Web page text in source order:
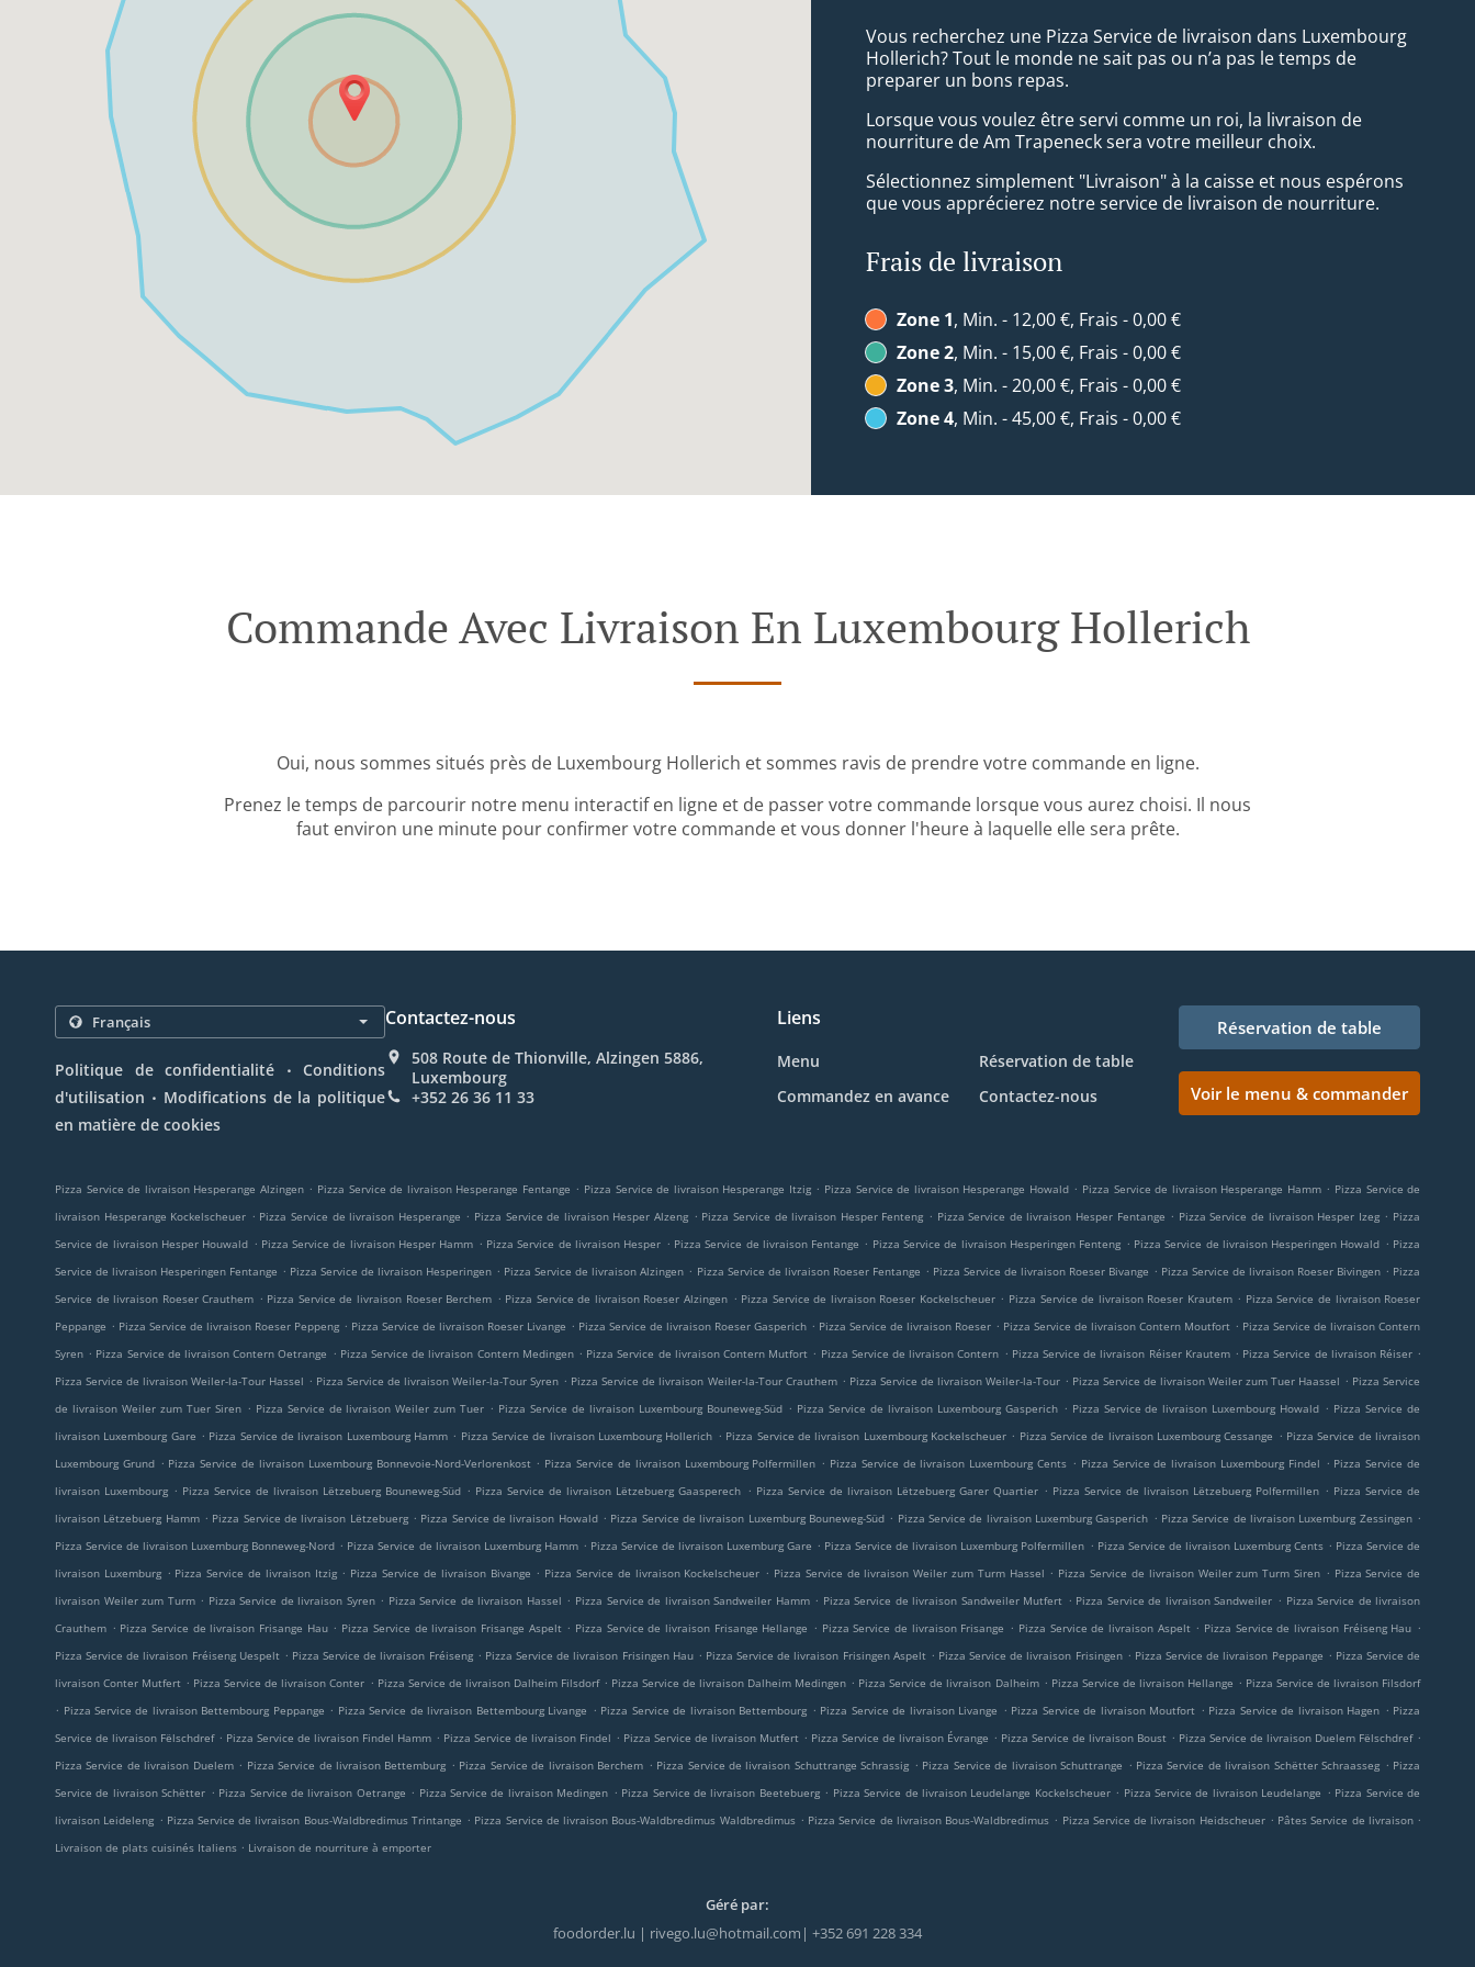
Vous recherchez une Pizza Service de livraison dans Luxembourg
Hollerich? Tout le monde ne sait pas ou n’a pas le temps de
preparer un bons repas.
Lorsque vous voulez être servi comme un roi, la livraison de
nourriture de Am Trapeneck sera votre meilleur choix.
Sélectionnez simplement "Livraison" à la caisse et nous espérons
que vous apprécierez notre service de livraison de nourriture.
Frais de livraison
Zone 1, Min. - 12,00 €, Frais - 0,00 €
Zone 2, Min. - 15,00 €, Frais - 0,00 €
Zone 3, Min. - 20,00 €, Frais - 0,00 €
Zone 4, Min. - 45,00 €, Frais - 0,00 €
Commande Avec Livraison En Luxembourg Hollerich
Oui, nous sommes situés près de Luxembourg Hollerich et sommes ravis de prendre votre commande en ligne.
Prenez le temps de parcourir notre menu interactif en ligne et de passer votre commande lorsque vous aurez choisi. Il nous
faut environ une minute pour confirmer votre commande et vous donner l'heure à laquelle elle sera prête.
Politique de confidentialité . Conditions
d'utilisation . Modifications de la politique
en matière de cookies
Contactez-nous
508 Route de Thionville, Alzingen 5886,
Luxembourg
+352 26 36 11 33
Liens
Menu
Réservation de table
Commandez en avance
Contactez-nous
Réservation de table
Voir le menu & commander
Pizza Service de livraison Hesperange Alzingen . Pizza Service de livraison Hesperange Fentange . Pizza Service de livraison Hesperange Itzig . Pizza Service de livraison Hesperange Howald . Pizza Service de livraison Hesperange Hamm . Pizza Service de
livraison Hesperange Kockelscheuer . Pizza Service de livraison Hesperange . Pizza Service de livraison Hesper Alzeng . Pizza Service de livraison Hesper Fenteng . Pizza Service de livraison Hesper Fentange . Pizza Service de livraison Hesper Izeg . Pizza
Service de livraison Hesper Houwald . Pizza Service de livraison Hesper Hamm . Pizza Service de livraison Hesper . Pizza Service de livraison Fentange . Pizza Service de livraison Hesperingen Fenteng . Pizza Service de livraison Hesperingen Howald . Pizza
Service de livraison Hesperingen Fentange . Pizza Service de livraison Hesperingen . Pizza Service de livraison Alzingen . Pizza Service de livraison Roeser Fentange . Pizza Service de livraison Roeser Bivange . Pizza Service de livraison Roeser Bivingen . Pizza
Service de livraison Roeser Crauthem . Pizza Service de livraison Roeser Berchem . Pizza Service de livraison Roeser Alzingen . Pizza Service de livraison Roeser Kockelscheuer . Pizza Service de livraison Roeser Krautem . Pizza Service de livraison Roeser
Peppange . Pizza Service de livraison Roeser Peppeng . Pizza Service de livraison Roeser Livange . Pizza Service de livraison Roeser Gasperich . Pizza Service de livraison Roeser . Pizza Service de livraison Contern Moutfort . Pizza Service de livraison Contern
Syren . Pizza Service de livraison Contern Oetrange . Pizza Service de livraison Contern Medingen . Pizza Service de livraison Contern Mutfort . Pizza Service de livraison Contern . Pizza Service de livraison Réiser Krautem . Pizza Service de livraison Réiser .
Pizza Service de livraison Weiler-la-Tour Hassel . Pizza Service de livraison Weiler-la-Tour Syren . Pizza Service de livraison Weiler-la-Tour Crauthem . Pizza Service de livraison Weiler-la-Tour . Pizza Service de livraison Weiler zum Tuer Haassel . Pizza Service
de livraison Weiler zum Tuer Siren . Pizza Service de livraison Weiler zum Tuer . Pizza Service de livraison Luxembourg Bouneweg-Süd . Pizza Service de livraison Luxembourg Gasperich . Pizza Service de livraison Luxembourg Howald . Pizza Service de
livraison Luxembourg Gare . Pizza Service de livraison Luxembourg Hamm . Pizza Service de livraison Luxembourg Hollerich . Pizza Service de livraison Luxembourg Kockelscheuer . Pizza Service de livraison Luxembourg Cessange . Pizza Service de livraison
Luxembourg Grund . Pizza Service de livraison Luxembourg Bonnevoie-Nord-Verlorenkost . Pizza Service de livraison Luxembourg Polfermillen . Pizza Service de livraison Luxembourg Cents . Pizza Service de livraison Luxembourg Findel . Pizza Service de
livraison Luxembourg . Pizza Service de livraison Lëtzebuerg Bouneweg-Süd . Pizza Service de livraison Lëtzebuerg Gaasperech . Pizza Service de livraison Lëtzebuerg Garer Quartier . Pizza Service de livraison Lëtzebuerg Polfermillen . Pizza Service de
livraison Lëtzebuerg Hamm . Pizza Service de livraison Lëtzebuerg . Pizza Service de livraison Howald . Pizza Service de livraison Luxemburg Bouneweg-Süd . Pizza Service de livraison Luxemburg Gasperich . Pizza Service de livraison Luxemburg Zessingen .
Pizza Service de livraison Luxemburg Bonneweg-Nord . Pizza Service de livraison Luxemburg Hamm . Pizza Service de livraison Luxemburg Gare . Pizza Service de livraison Luxemburg Polfermillen . Pizza Service de livraison Luxemburg Cents . Pizza Service de
livraison Luxemburg . Pizza Service de livraison Itzig . Pizza Service de livraison Bivange . Pizza Service de livraison Kockelscheuer . Pizza Service de livraison Weiler zum Turm Hassel . Pizza Service de livraison Weiler zum Turm Siren . Pizza Service de
livraison Weiler zum Turm . Pizza Service de livraison Syren . Pizza Service de livraison Hassel . Pizza Service de livraison Sandweiler Hamm . Pizza Service de livraison Sandweiler Mutfert . Pizza Service de livraison Sandweiler . Pizza Service de livraison
Crauthem . Pizza Service de livraison Frisange Hau . Pizza Service de livraison Frisange Aspelt . Pizza Service de livraison Frisange Hellange . Pizza Service de livraison Frisange . Pizza Service de livraison Aspelt . Pizza Service de livraison Fréiseng Hau .
Pizza Service de livraison Fréiseng Uespelt . Pizza Service de livraison Fréiseng . Pizza Service de livraison Frisingen Hau . Pizza Service de livraison Frisingen Aspelt . Pizza Service de livraison Frisingen . Pizza Service de livraison Peppange . Pizza Service de
livraison Conter Mutfert . Pizza Service de livraison Conter . Pizza Service de livraison Dalheim Filsdorf . Pizza Service de livraison Dalheim Medingen . Pizza Service de livraison Dalheim . Pizza Service de livraison Hellange . Pizza Service de livraison Filsdorf
. Pizza Service de livraison Bettembourg Peppange . Pizza Service de livraison Bettembourg Livange . Pizza Service de livraison Bettembourg . Pizza Service de livraison Livange . Pizza Service de livraison Moutfort . Pizza Service de livraison Hagen . Pizza
Service de livraison Fëlschdref . Pizza Service de livraison Findel Hamm . Pizza Service de livraison Findel . Pizza Service de livraison Mutfert . Pizza Service de livraison Évrange . Pizza Service de livraison Boust . Pizza Service de livraison Duelem Fëlschdref .
Pizza Service de livraison Duelem . Pizza Service de livraison Bettemburg . Pizza Service de livraison Berchem . Pizza Service de livraison Schuttrange Schrassig . Pizza Service de livraison Schuttrange . Pizza Service de livraison Schëtter Schraasseg . Pizza
Service de livraison Schëtter . Pizza Service de livraison Oetrange . Pizza Service de livraison Medingen . Pizza Service de livraison Beetebuerg . Pizza Service de livraison Leudelange Kockelscheuer . Pizza Service de livraison Leudelange . Pizza Service de
livraison Leideleng . Pizza Service de livraison Bous-Waldbredimus Trintange . Pizza Service de livraison Bous-Waldbredimus Waldbredimus . Pizza Service de livraison Bous-Waldbredimus . Pizza Service de livraison Heidscheuer . Pâtes Service de livraison .
Livraison de plats cuisinés Italiens . Livraison de nourriture à emporter
Géré par:
foodorder.lu | rivego.lu@hotmail.com| +352 691 228 334